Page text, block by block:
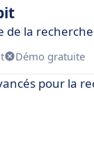
de la
Démo gratuite
pour la